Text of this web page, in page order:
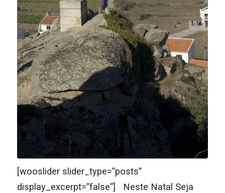
[wooslider slider_type=”posts”
display_excerpt=”false”] Neste Natal Seja